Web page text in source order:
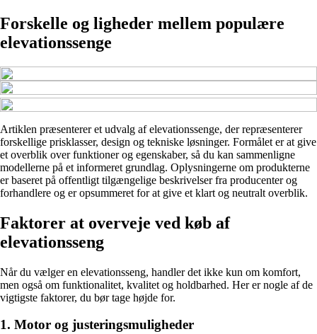
Forskelle og ligheder mellem populære
elevationssenge
Artiklen præsenterer et udvalg af elevationssenge, der repræsenterer
forskellige prisklasser, design og tekniske løsninger. Formålet er at give
et overblik over funktioner og egenskaber, så du kan sammenligne
modellerne på et informeret grundlag. Oplysningerne om produkterne
er baseret på offentligt tilgængelige beskrivelser fra producenter og
forhandlere og er opsummeret for at give et klart og neutralt overblik.
Faktorer at overveje ved køb af
elevationsseng
Når du vælger en elevationsseng, handler det ikke kun om komfort,
men også om funktionalitet, kvalitet og holdbarhed. Her er nogle af de
vigtigste faktorer, du bør tage højde for.
1. Motor og justeringsmuligheder